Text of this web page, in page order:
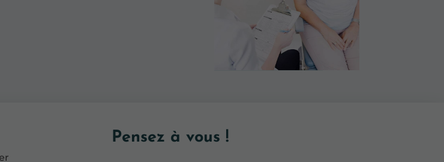
Pensez à vous !